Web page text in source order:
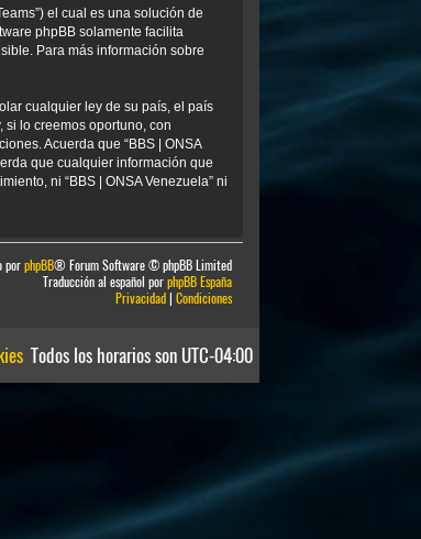
el cual es una solución de
phpBB solamente facilita
Para más información sobre
cualquier ley de su país, el país
si lo creemos oportuno, con
Acuerda que “BBS | ONSA
que cualquier información que
ni “BBS | ONSA Venezuela” ni
porphpBB® Forum Software © phpBB Limited
Traducción al español porphpBB España
Privacidad| Condiciones
Todos los horarios son UTC-04:00